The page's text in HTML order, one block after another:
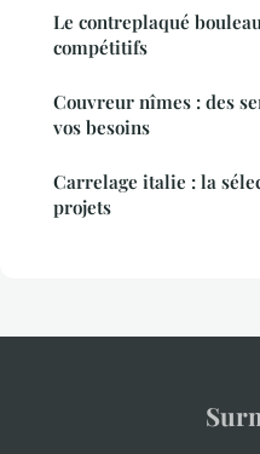
Le contreplaqué
compétitifs
Couvreur nîmes : des
vos besoins
Carrelage italie : la
projets